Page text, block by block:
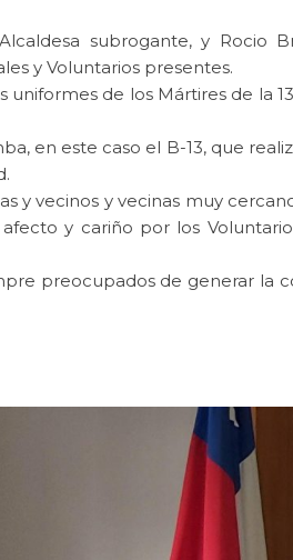
subrogante, y Rocio
y Voluntarios presentes.
de los Mártires de la
en este caso el B-13, que
y vecinos y vecinas muy
y cariño por los
preocupados de generar la